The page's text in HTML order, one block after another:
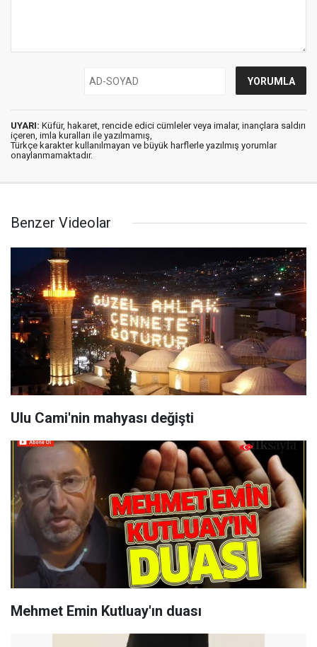
UYARI: Küfür, hakaret, rencide edici cümleler veya imalar, inançlara saldırı
içeren, imla kuralları ile yazılmamış,
Türkçe karakter kullanılmayan ve büyük harflerle yazılmış yorumlar
onaylanmamaktadır.
Benzer Videolar
Ulu Cami'nin mahyası değişti
Mehmet Emin Kutluay'ın duası